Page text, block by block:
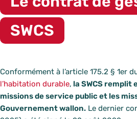
SWCS
Conformément à l’article 175.2 § 1er
l’habitation durable, la SWCS
missions de service public et les
Gouvernement wallon. Le dernier